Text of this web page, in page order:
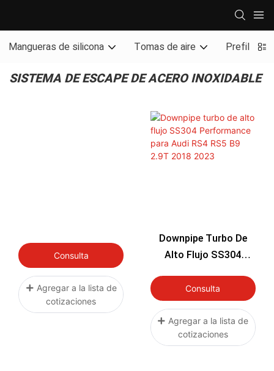
Mangueras de silicona Tomas de aire Prefiltro y
SISTEMA DE ESCAPE DE ACERO INOXIDABLE
Consulta
Agregar a la lista de
cotizaciones
Downpipe Turbo De
Alto Flujo SS304
Audi RS4 RS5 B9 2.9T
2018 2023
Consulta
Agregar a la lista de
cotizaciones